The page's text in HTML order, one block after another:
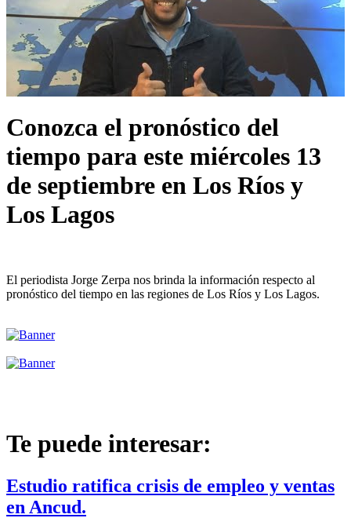
Conozca el pronóstico del
tiempo para este miércoles 13
de septiembre en Los Ríos y
Los Lagos
El periodista Jorge Zerpa nos brinda la información respecto al
pronóstico del tiempo en las regiones de Los Ríos y Los Lagos.
Te puede interesar:
Estudio ratifica crisis de empleo y ventas
en Ancud.